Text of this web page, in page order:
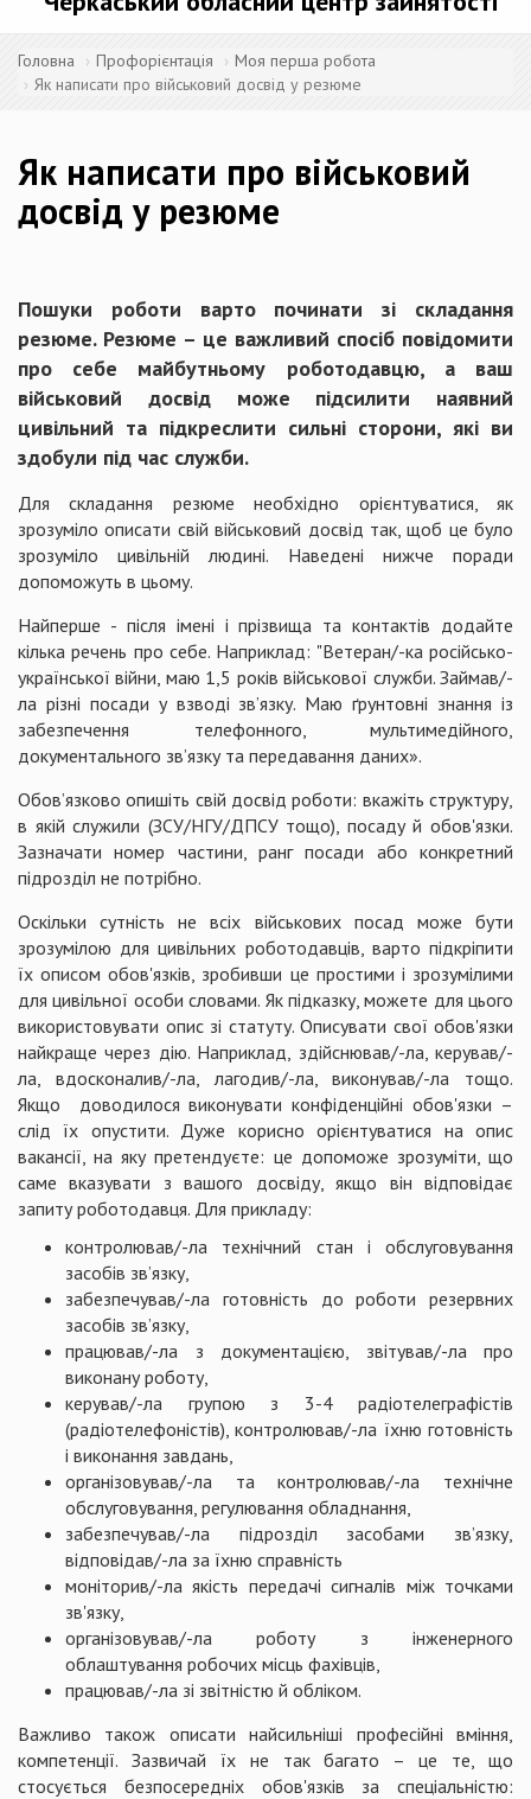
Головна Профорієнтація
Моя перша робота
Як написати про військовий досвід у резюме
Як написати про військовий
досвід у резюме
Пошуки роботи варто починати зі складання
резюме. Резюме – це важливий спосіб повідомити
про себе майбутньому роботодавцю, а ваш
військовий досвід може підсилити наявний
цивільний та підкреслити сильні сторони, які ви
здобули під час служби.
Для складання резюме необхідно орієнтуватися, як
зрозуміло описати свій військовий досвід так, щоб це було
зрозуміло цивільній людині. Наведені нижче поради
допоможуть в цьому.
Найперше - після імені і прізвища та контактів додайте
кілька речень про себе. Наприклад: "Ветеран/-ка російсько-
української війни, маю 1,5 років військової служби. Займав/-
ла різні посади у взводі зв’язку. Маю ґрунтовні знання із
забезпечення телефонного, мультимедійного,
документального зв’язку та передавання даних».
Обов’язково опишіть свій досвід роботи: вкажіть структуру,
в якій служили (ЗСУ/НГУ/ДПСУ тощо), посаду й обов'язки.
Зазначати номер частини, ранг посади або конкретний
підрозділ не потрібно.
Оскільки сутність не всіх військових посад може бути
зрозумілою для цивільних роботодавців, варто підкріпити
їх описом обов'язків, зробивши це простими і зрозумілими
для цивільної особи словами. Як підказку, можете для цього
використовувати опис зі статуту. Описувати свої обов'язки
найкраще через дію. Наприклад, здійснював/-ла, керував/-
ла, вдосконалив/-ла, лагодив/-ла, виконував/-ла тощо.
Якщо доводилося виконувати конфіденційні обов'язки –
слід їх опустити. Дуже корисно орієнтуватися на опис
вакансії, на яку претендуєте: це допоможе зрозуміти, що
саме вказувати з вашого досвіду, якщо він відповідає
запиту роботодавця. Для прикладу:
контролював/-ла технічний стан і обслуговування
засобів зв’язку,
забезпечував/-ла готовність до роботи резервних
засобів зв’язку,
працював/-ла з документацією, звітував/-ла про
виконану роботу,
керував/-ла групою з 3-4 радіотелеграфістів
(радіотелефоністів), контролював/-ла їхню готовність
і виконання завдань,
організовував/-ла та контролював/-ла технічне
обслуговування, регулювання обладнання,
забезпечував/-ла підрозділ засобами зв’язку,
відповідав/-ла за їхню справність
моніторив/-ла якість передачі сигналів між точками
зв'язку,
організовував/-ла роботу з інженерного
облаштування робочих місць фахівців,
працював/-ла зі звітністю й обліком.
Важливо також описати найсильніші професійні вміння,
компетенції. Зазвичай їх не так багато – це те, що
стосується безпосередніх обов'язків за спеціальністю: